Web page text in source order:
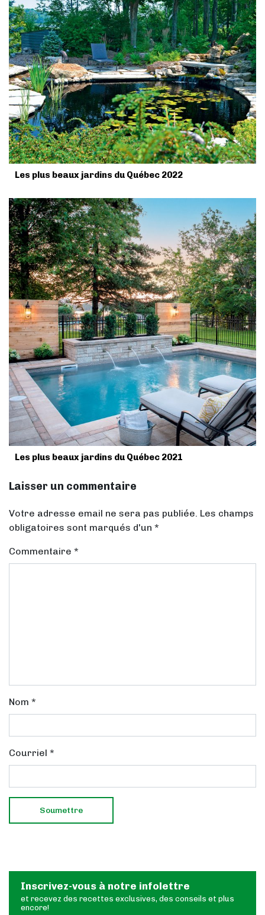
Les plus beaux jardins du Québec 2022
Les plus beaux jardins du Québec 2021
Laisser un commentaire
Votre adresse email ne sera pas publiée. Les champs
obligatoires sont marqués d'un *
Commentaire *
Nom *
Courriel *
Inscrivez-vous à notre infolettre
et recevez des recettes exclusives, des conseils et plus
encore!